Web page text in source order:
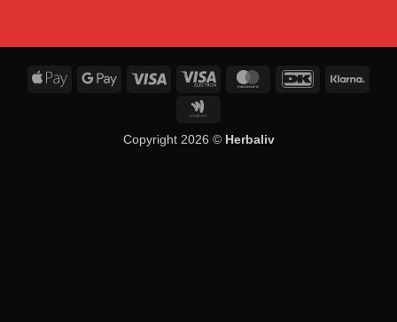
Apple
Google
Visa
Visa
MasterCardDanKort
Copyright 2026 © Herbaliv